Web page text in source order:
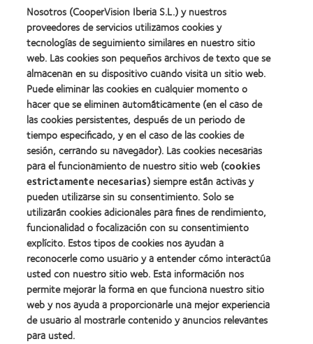
(2011)
about
2012:
Premio
Manufacturing
Leadership
100
(ML
100)
(2012)
about
2012
Premio
internacional
REBRAND
100®
(2012)
Learn
more
about
Premio
de
la
Industria
de
la
BCLA
Nuestros productos
Encuentre su lente
Tecnología para lentes de contacto
Lentes de contacto y visión
Nosotros (CooperVision Iberia S.L.) y nuestros
proveedores de servicios utilizamos cookies y
tecnologías de seguimiento similares en nuestro sitio
web. Las cookies son pequeños archivos de texto que se
almacenan en su dispositivo cuando visita un sitio web.
Puede eliminar las cookies en cualquier momento o
hacer que se eliminen automáticamente (en el caso de
las cookies persistentes, después de un periodo de
tiempo especificado, y en el caso de las cookies de
sesión, cerrando su navegador). Las cookies necesarias
para el funcionamiento de nuestro sitio web (cookies
estrictamente necesarias) siempre están activas y
pueden utilizarse sin su consentimiento. Solo se
utilizarán cookies adicionales para fines de rendimiento,
funcionalidad o focalización con su consentimiento
explícito. Estos tipos de cookies nos ayudan a
reconocerle como usuario y a entender cómo interactúa
usted con nuestro sitio web. Esta información nos
permite mejorar la forma en que funciona nuestro sitio
web y nos ayuda a proporcionarle una mejor experiencia
de usuario al mostrarle contenido y anuncios relevantes
para usted.